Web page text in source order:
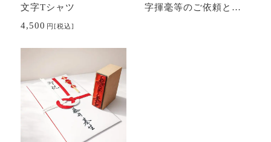
文字Tシャツ
4,500 円 [税込]
字揮毫等のご依頼と料